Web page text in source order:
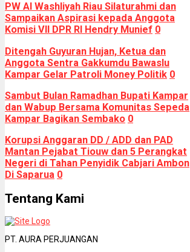
PW Al Washliyah Riau Silaturahmi dan
Sampaikan Aspirasi kepada Anggota
Komisi VII DPR RI Hendry Munief 0
Ditengah Guyuran Hujan, Ketua dan
Anggota Sentra Gakkumdu Bawaslu
Kampar Gelar Patroli Money Politik 0
Sambut Bulan Ramadhan Bupati Kampar
dan Wabup Bersama Komunitas Sepeda
Kampar Bagikan Sembako 0
Korupsi Anggaran DD / ADD dan PAD
Mantan Pejabat Tiouw dan 5 Perangkat
Negeri di Tahan Penyidik Cabjari Ambon
Di Saparua 0
Tentang Kami
PT. AURA PERJUANGAN